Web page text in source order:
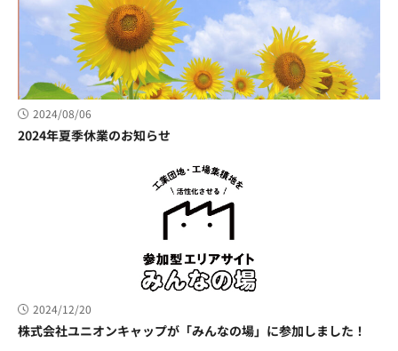
2024/08/06
2024年夏季休業のお知らせ
2024/12/20
株式会社ユニオンキャップが「みんなの場」に参加しました！